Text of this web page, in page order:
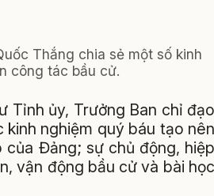
Thắng chia sẻ một số kinh
công tác bầu cử.
Tỉnh ủy, Trưởng Ban chỉ đạo
nghiệm quý báu tạo nên
Đảng; sự chủ động, hiệp
vận động bầu cử và bài học